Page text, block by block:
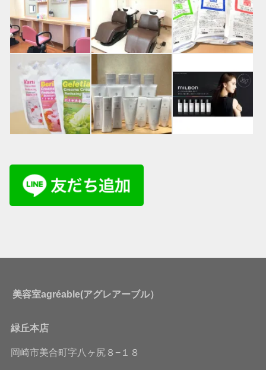
美容室agréable(アグレアーブル）
緑丘本店
岡崎市美合町字八ヶ尻８−１８